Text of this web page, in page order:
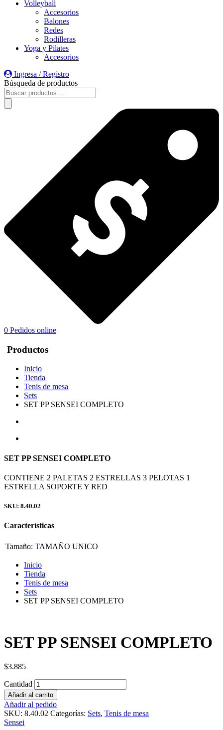
Volleyball
Accesorios
Balones
Redes
Rodilleras
Yoga y Pilates
Accesorios
Ingresa / Registro
Búsqueda de productos
0 Pedidos online
Productos
Inicio
Tienda
Tenis de mesa
Sets
SET PP SENSEI COMPLETO
SET PP SENSEI COMPLETO
CONTIENE 2 PALETAS 2 ESTRELLAS 3 PELOTAS 1
ESTRELLA SOPORTE Y RED
SKU: 8.40.02
Características
Tamaño: TAMAÑO UNICO
Inicio
Tienda
Tenis de mesa
Sets
SET PP SENSEI COMPLETO
SET PP SENSEI COMPLETO
$3.885
Cantidad
Añadir al carrito
Añadir al pedido
SKU: 8.40.02 Categorías: Sets, Tenis de mesa
Sensei